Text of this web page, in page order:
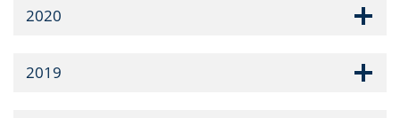
2020
2019